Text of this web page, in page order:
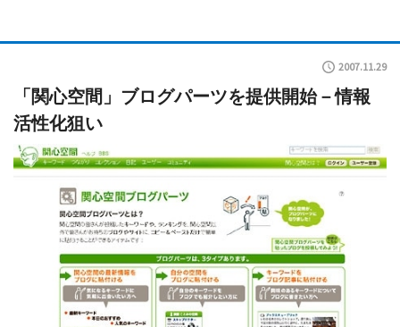
2007.11.29
「関心空間」ブログパーツを提供開始－情報
活性化狙い